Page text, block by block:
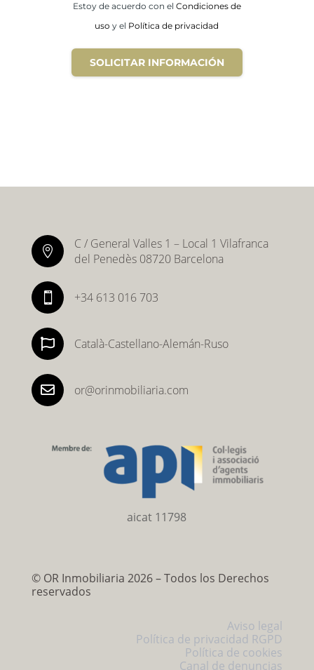
Estoy de acuerdo con el Condiciones de
usoy el Política de privacidad
SOLICITAR INFORMACIÓN

C / General Valles 1 – Local 1 Vilafranca
del Penedès 08720 Barcelona
 +34 613 016 703
 Català-Castellano-Alemán-Ruso
 or@orinmobiliaria.com
aicat 11798
© OR Inmobiliaria 2026 – Todos los Derechos
reservados
Aviso legal
Política de privacidad RGPD
Política de cookies
Canal de denuncias